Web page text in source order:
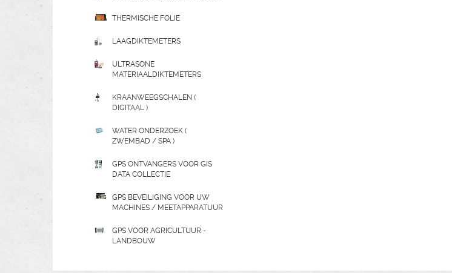
THERMISCHE FOLIE
LAAGDIKTEMETERS
ULTRASONE
MATERIAALDIKTEMETERS
KRAANWEEGSCHALEN (
DIGITAAL )
WATER ONDERZOEK (
ZWEMBAD / SPA )
GPS ONTVANGERS VOOR GIS
DATA COLLECTIE
GPS BEVEILIGING VOOR UW
MACHINES / MEETAPPARATUUR
GPS VOOR AGRICULTUUR -
LANDBOUW